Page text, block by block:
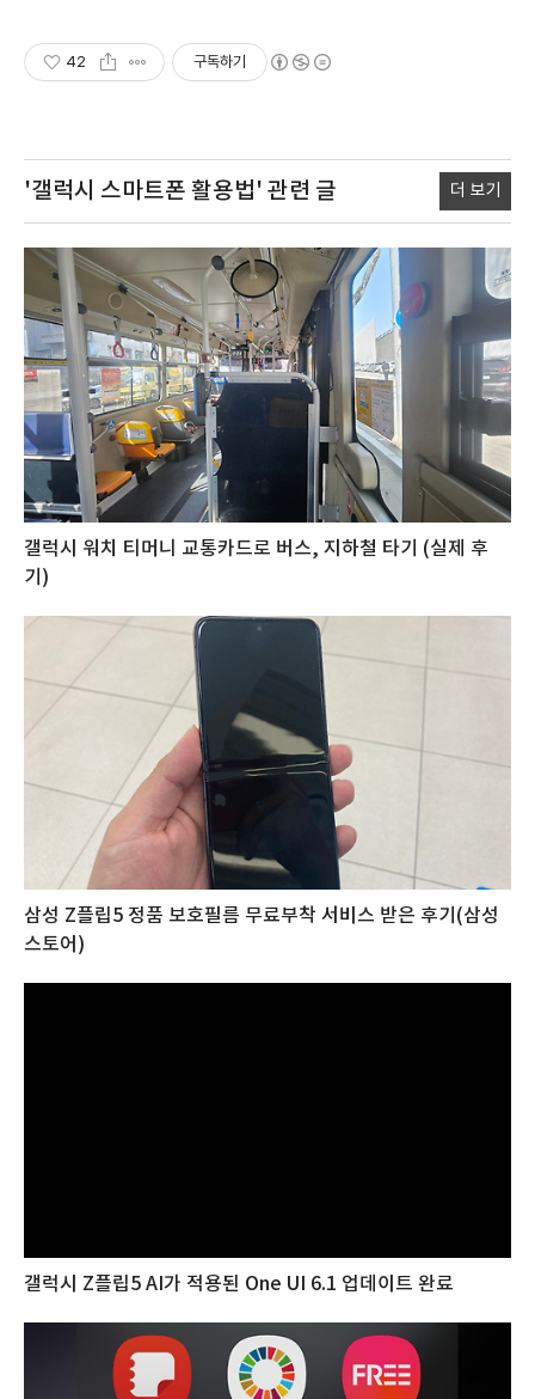
42 구독하기
'갤럭시 스마트폰 활용법' 관련 글 더 보기
갤럭시 워치 티머니 교통카드로 버스, 지하철 타기 (실제 후
기)
삼성 Z플립5 정품 보호필름 무료부착 서비스 받은 후기(삼성
스토어)
갤럭시 Z플립5 AI가 적용된 One UI 6.1 업데이트 완료